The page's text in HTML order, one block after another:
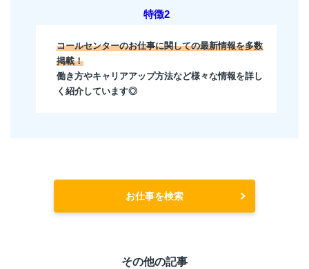
特徴2
コールセンターのお仕事に関しての最新情報を多数
掲載！
働き方やキャリアアップ方法など様々な情報を詳し
く紹介しています◎
お仕事を検索
その他の記事